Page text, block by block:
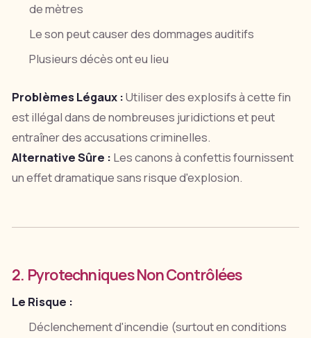
de mètres
Le son peut causer des dommages auditifs
Plusieurs décès ont eu lieu
Problèmes Légaux :Utiliser des explosifs à cette fin
est illégal dans de nombreuses juridictions et peut
entraîner des accusations criminelles.
Alternative Sûre : Les canons à confettis fournissent
un effet dramatique sans risque d'explosion.
2. Pyrotechniques Non Contrôlées
Le Risque :
Déclenchement d'incendie (surtout en conditions